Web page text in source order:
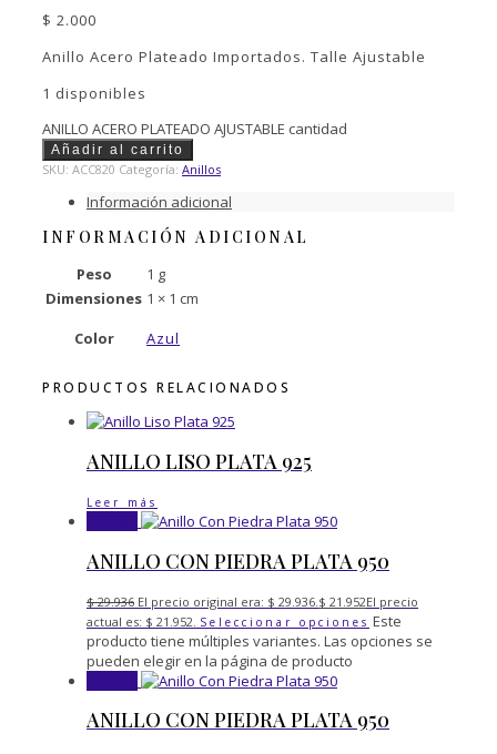
$ 2.000
Anillo Acero Plateado Importados. Talle Ajustable
1 disponibles
ANILLO ACERO PLATEADO AJUSTABLE cantidad
Añadir al carrito
SKU: ACC820 Categoría: Anillos
Información adicional
INFORMACIÓN ADICIONAL
Peso
1 g
Dimensiones 1 × 1 cm
Color
Azul
PRODUCTOS RELACIONADOS
ANILLO LISO PLATA 925
Leer más
ANILLO CON PIEDRA PLATA 950
$29.936 El precio original era: $ 29.936. $ 21.952El precio
actual es: $ 21.952. Seleccionar opciones Este
producto tiene múltiples variantes. Las opciones se
pueden elegir en la página de producto
ANILLO CON PIEDRA PLATA 950